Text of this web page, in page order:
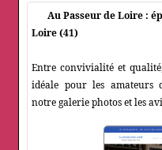
Au Passeur de Loire :
Loire (41)
Entre convivialité et
idéale pour les amateurs
notre galerie photos et les